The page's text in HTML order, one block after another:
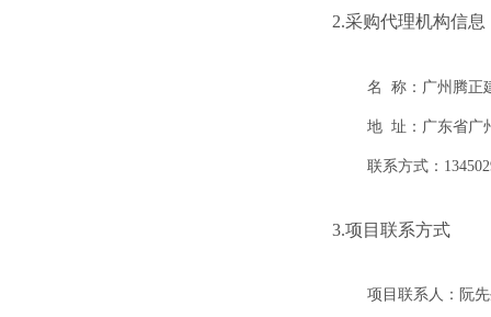
2.采购代理机构信息
名 称： 广州腾正
地 址： 广东省广
联系方式：
3.项目联系方式
项目联系人： 阮